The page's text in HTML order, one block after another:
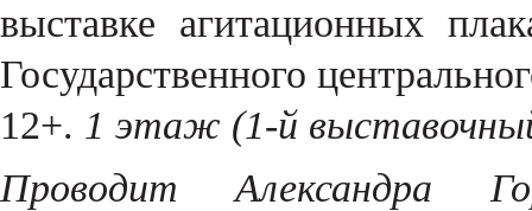
выставке агитационных
Государственного
12+. 1 этаж (1-й
Проводит Александра